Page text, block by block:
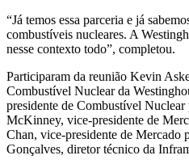
“Já temos essa parceria e já
combustíveis nucleares. A
nesse contexto todo”, completou.
Participaram da reunião Kevin
Combustível Nuclear da
presidente de Combustível Nuclear
McKinney, vice-presidente de
Chan, vice-presidente de Mercado
Gonçalves, diretor técnico da